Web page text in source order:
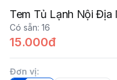
Tem Tủ Lạnh Nội Địa
Có sẵn: 16
15.000đ
Đơn vị: